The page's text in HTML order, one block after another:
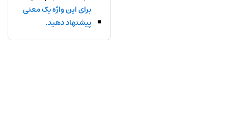
برای این واژه یک معنی
پیشنهاد دهید.